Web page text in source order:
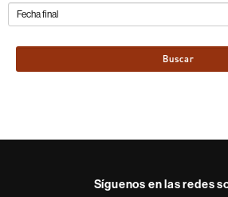
Buscar
Síguenos en las redes